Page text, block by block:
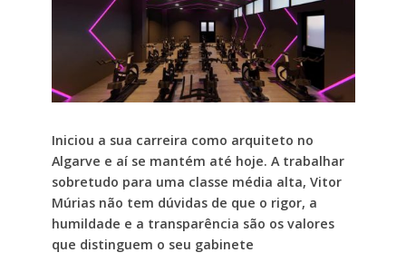
Iniciou a sua carreira como arquiteto no
Algarve e aí se mantém até hoje. A trabalhar
sobretudo para uma classe média alta, Vitor
Múrias não tem dúvidas de que o rigor, a
humildade e a transparência são os valores
que distinguem o seu gabinete